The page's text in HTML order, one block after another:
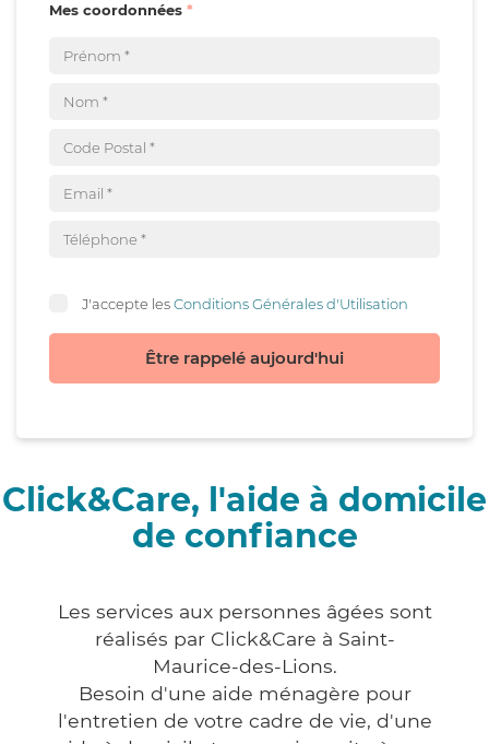
Mes coordonnées
J'accepte lesConditions Générales d'Utilisation
Être rappelé aujourd'hui
Click&Care, l'aide à domicile
de confiance
Les services aux personnes âgées sont
réalisés par Click&Care à Saint-
Maurice-des-Lions.
Besoin d'une aide ménagère pour
l'entretien de votre cadre de vie, d'une